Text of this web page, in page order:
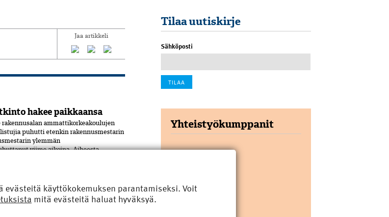
Jaa artikkeli
hakee paikkaansa
ammattikorkeakoulujen
puhutti etenkin rakennusmestarin
ylemmän
viime ­aikoina. ­Aiheesta...
Mäkelä uskaltaa
yhdistysaktiivi siitä saakka, kun
johtokunnan
on kertynyt yli kymmenen.
Tilaa uutiskirje
Sähköposti
Yhteistyökumppanit
evästeitä käyttökokemuksen parantamiseksi. Voit
mitä evästeitä haluat hyväksyä.